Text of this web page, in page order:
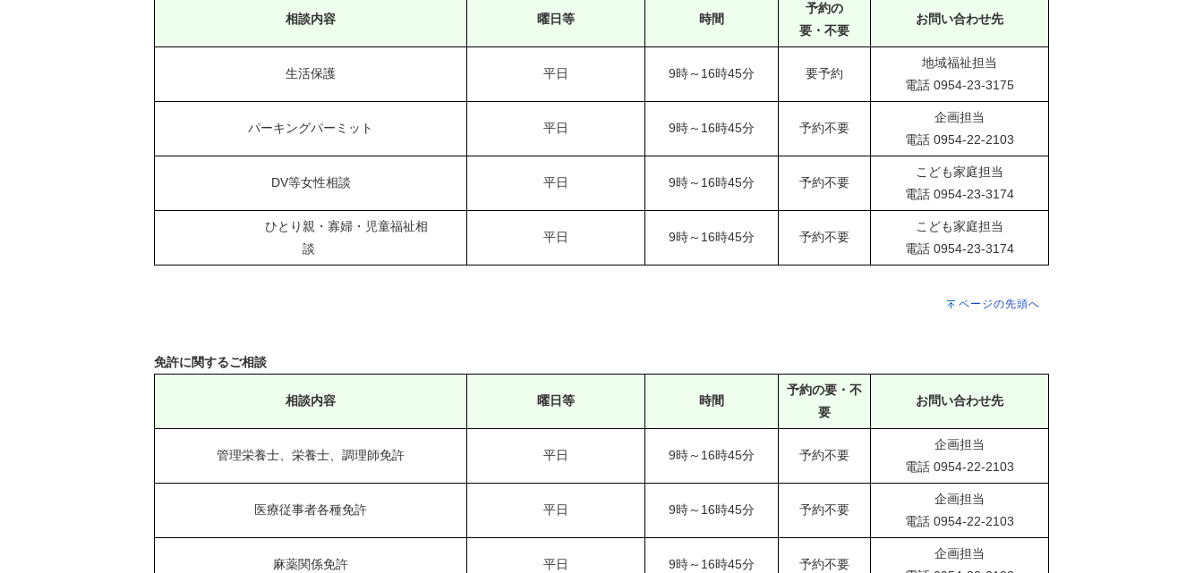
相談内容 曜日等 時間
予約の
要・不要
お問い合わせ先
生活保護 平日 9時～16時45分 要予約
地域福祉担当
電話 0954-23-3175
パーキングパーミット 平日 9時～16時45分 予約不要
企画担当
電話 0954-22-2103
DV等女性相談 平日 9時～16時45分 予約不要
こども家庭担当
電話 0954-23-3174
ひとり親・寡婦・児童福祉相
談
平日 9時～16時45分 予約不要
こども家庭担当
電話 0954-23-3174
ページの先頭へ
免許に関するご相談
相談内容 曜日等 時間
予約の要・不
要
お問い合わせ先
管理栄養士、栄養士、調理師免許 平日 9時～16時45分 予約不要
企画担当
電話 0954-22-2103
医療従事者各種免許 平日 9時～16時45分 予約不要
企画担当
電話 0954-22-2103
麻薬関係免許 平日 9時～16時45分 予約不要
企画担当